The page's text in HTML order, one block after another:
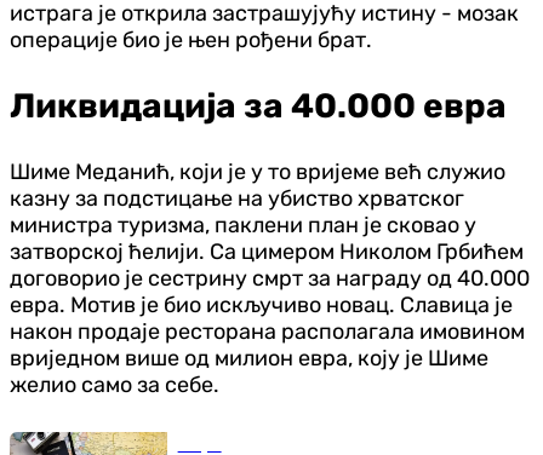
истрага је открила застрашујућу истину - мозак
операције био је њен рођени брат.
Ликвидација за 40.000 евра
Шиме Меданић, који је у то вријеме већ служио
казну за подстицање на убиство хрватског
министра туризма, паклени план је сковао у
затворској ћелији. Са цимером Николом Грбићем
договорио је сестрину смрт за награду од 40.000
евра. Мотив је био искључиво новац. Славица је
након продаје ресторана располагала имовином
вриједном више од милион евра, коју је Шиме
желио само за себе.